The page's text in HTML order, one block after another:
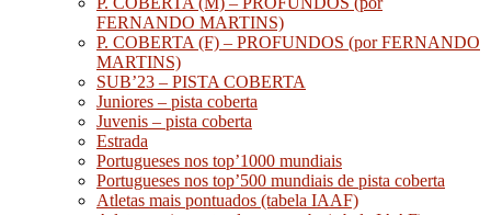
FERNANDO MARTINS)
P. COBERTA (F) – PROFUNDOS (por FERNANDO
MARTINS)
SUB’23 – PISTA COBERTA
Juniores – pista coberta
Juvenis – pista coberta
Estrada
Portugueses nos top’1000 mundiais
Portugueses nos top’500 mundiais de pista coberta
Atletas mais pontuados (tabela IAAF)